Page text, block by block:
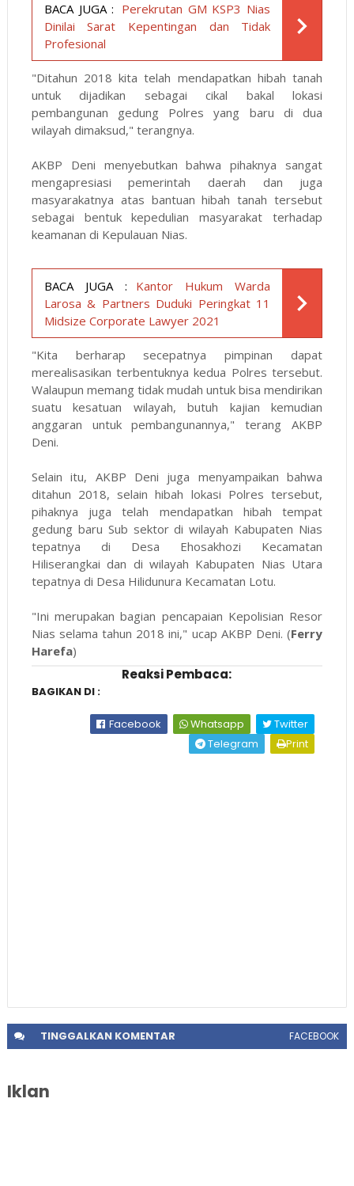
BACA JUGA : Perekrutan GM KSP3 Nias
Dinilai Sarat Kepentingan dan Tidak
Profesional
"Ditahun 2018 kita telah mendapatkan hibah tanah
untuk dijadikan sebagai cikal bakal lokasi
pembangunan gedung Polres yang baru di dua
wilayah dimaksud," terangnya.
AKBP Deni menyebutkan bahwa pihaknya sangat
mengapresiasi pemerintah daerah dan juga
masyarakatnya atas bantuan hibah tanah tersebut
sebagai bentuk kepedulian masyarakat terhadap
keamanan di Kepulauan Nias.
BACA JUGA :
Kantor Hukum Warda
Larosa & Partners Duduki Peringkat 11
Midsize Corporate Lawyer 2021
"Kita berharap secepatnya pimpinan dapat
merealisasikan terbentuknya kedua Polres tersebut.
Walaupun memang tidak mudah untuk bisa mendirikan
suatu kesatuan wilayah, butuh kajian kemudian
anggaran untuk pembangunannya," terang AKBP
Deni.
Selain itu, AKBP Deni juga menyampaikan bahwa
ditahun 2018, selain hibah lokasi Polres tersebut,
pihaknya juga telah mendapatkan hibah tempat
gedung baru Sub sektor di wilayah Kabupaten Nias
tepatnya di Desa Ehosakhozi Kecamatan
Hiliserangkai dan di wilayah Kabupaten Nias Utara
tepatnya di Desa Hilidunura Kecamatan Lotu.
"Ini merupakan bagian pencapaian Kepolisian Resor
Nias selama tahun 2018 ini," ucap AKBP Deni. (Ferry
Harefa)
Reaksi Pembaca:
BAGIKAN DI :
Facebook Whatsapp
Twitter
Telegram
Print
TINGGALKANKOMENTAR FACEBOOK
Iklan